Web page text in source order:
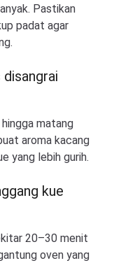
Pastikan
padat agar
disangrai
matang
aroma kacang
yang lebih gurih.
kue
20–30 menit
oven yang